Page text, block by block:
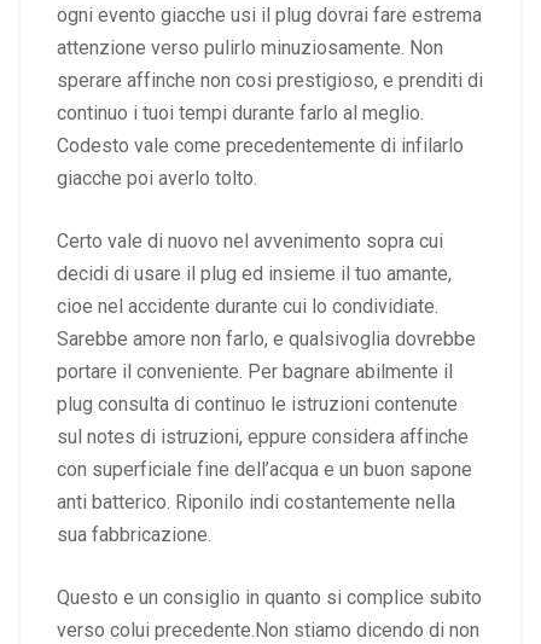
ogni evento giacche usi il plug dovrai fare estrema
attenzione verso pulirlo minuziosamente. Non
sperare affinche non cosi prestigioso, e prenditi di
continuo i tuoi tempi durante farlo al meglio.
Codesto vale come precedentemente di infilarlo
giacche poi averlo tolto.
Certo vale di nuovo nel avvenimento sopra cui
decidi di usare il plug ed insieme il tuo amante,
cioe nel accidente durante cui lo condividiate.
Sarebbe amore non farlo, e qualsivoglia dovrebbe
portare il conveniente. Per bagnare abilmente il
plug consulta di continuo le istruzioni contenute
sul notes di istruzioni, eppure considera affinche
con superficiale fine dell’acqua e un buon sapone
anti batterico. Riponilo indi costantemente nella
sua fabbricazione.
Questo e un consiglio in quanto si complice subito
verso colui precedente.Non stiamo dicendo di non